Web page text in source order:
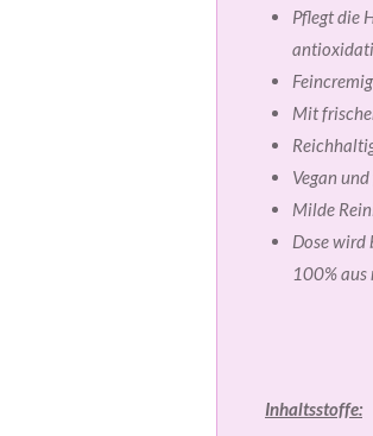
Pflegt die
Mit
Vegan
Milde
Dose wird
100% aus
Inhaltsstoffe: